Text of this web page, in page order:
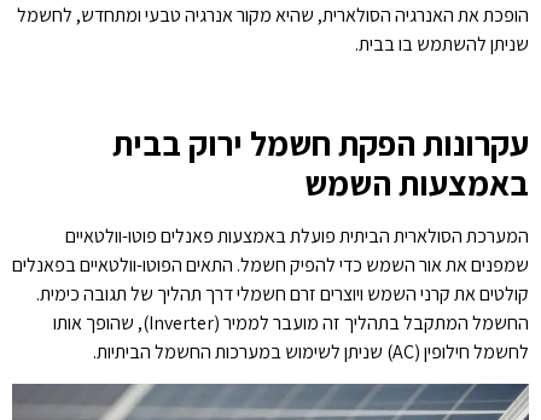
הופכת את האנרגיה הסולארית, שהיא מקור אנרגיה טבעי ומתחדש, לחשמל
שניתן להשתמש בו בבית.
עקרונות הפקת חשמל ירוק בבית
באמצעות השמש
המערכת הסולארית הביתית פועלת באמצעות פאנלים פוטו-וולטאיים
שמפנים את אור השמש כדי להפיק חשמל. התאים הפוטו-וולטאיים בפאנלים
קולטים את קרני השמש ויוצרים זרם חשמלי דרך תהליך של תגובה כימית.
החשמל המתקבל בתהליך זה מועבר לממיר (Inverter), שהופך אותו
לחשמל חילופין (AC) שניתן לשימוש במערכות החשמל הביתיות.